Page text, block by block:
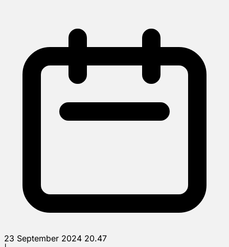
23 September 2024 20.47